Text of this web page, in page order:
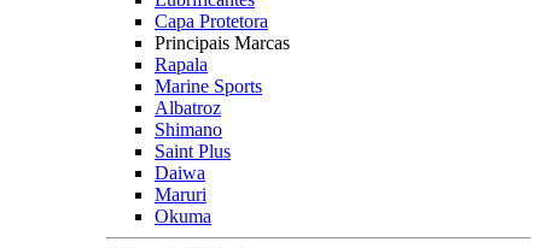
Capa Protetora
Principais Marcas
Rapala
Marine Sports
Albatroz
Shimano
Saint Plus
Daiwa
Maruri
Okuma